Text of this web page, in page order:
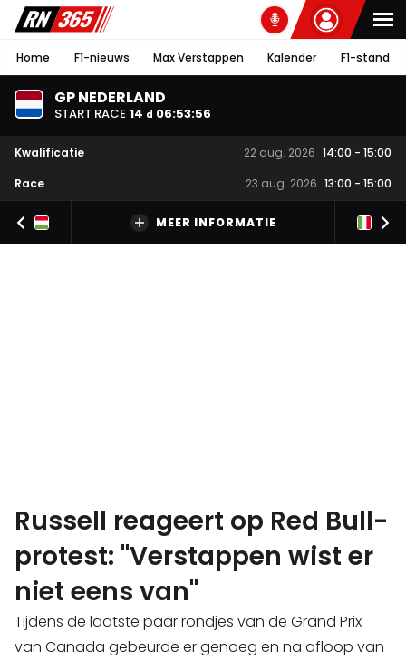
Home F1-nieuws Max Verstappen Kalender F1-stand
GP NEDERLAND
START RACE 14 d 06:53:55
Kwalificatie 22 aug. 2026 14:00 - 15:00
Race
23 aug. 2026 13:00 - 15:00
MEER INFORMATIE
Russell reageert op Red Bull-
protest: "Verstappen wist er
niet eens van"
Tijdens de laatste paar rondjes van de Grand Prix
van Canada gebeurde er genoeg en na afloop van